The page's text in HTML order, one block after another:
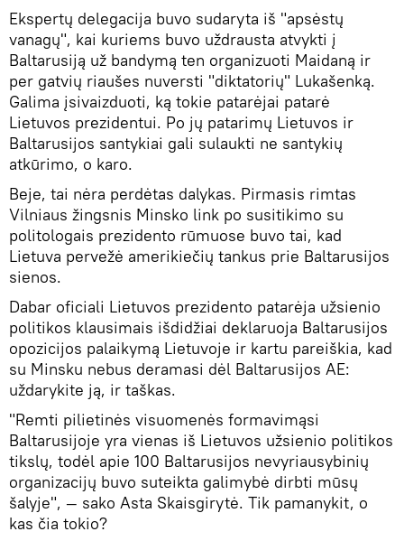
Ekspertų delegacija buvo sudaryta iš "apsėstų
vanagų", kai kuriems buvo uždrausta atvykti į
Baltarusiją už bandymą ten organizuoti Maidaną ir
per gatvių riaušes nuversti "diktatorių" Lukašenką.
Galima įsivaizduoti, ką tokie patarėjai patarė
Lietuvos prezidentui. Po jų patarimų Lietuvos ir
Baltarusijos santykiai gali sulaukti ne santykių
atkūrimo, o karo.
Beje, tai nėra perdėtas dalykas. Pirmasis rimtas
Vilniaus žingsnis Minsko link po susitikimo su
politologais prezidento rūmuose buvo tai, kad
Lietuva pervežė amerikiečių tankus prie Baltarusijos
sienos.
Dabar oficiali Lietuvos prezidento patarėja užsienio
politikos klausimais išdidžiai deklaruoja Baltarusijos
opozicijos palaikymą Lietuvoje ir kartu pareiškia, kad
su Minsku nebus deramasi dėl Baltarusijos AE:
uždarykite ją, ir taškas.
"Remti pilietinės visuomenės formavimąsi
Baltarusijoje yra vienas iš Lietuvos užsienio politikos
tikslų, todėl apie 100 Baltarusijos nevyriausybinių
organizacijų buvo suteikta galimybė dirbti mūsų
šalyje", — sako Asta Skaisgirytė. Tik pamanykit, o
kas čia tokio?